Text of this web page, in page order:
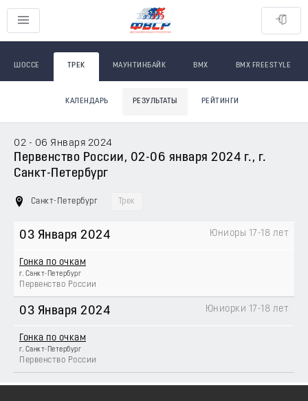
ШОССЕ ТРЕК МАУНТИНБАЙК BMX BMX FREESTYLE
КАЛЕНДАРЬ РЕЗУЛЬТАТЫ РЕЙТИНГИ
02 - 06 Января 2024
Первенство России, 02-06 января 2024 г., г.
Санкт-Петербург
Санкт-Петербург Трек
03 Января 2024
Гонка по очкам
г. Санкт-Петербург
Первенство России
Юниоры 17-18 лет
03 Января 2024
Гонка по очкам
г. Санкт-Петербург
Первенство России
Юниорки 17-18 лет